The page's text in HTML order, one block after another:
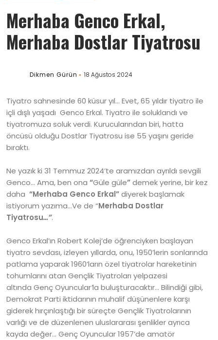
Merhaba Genco Erkal,
Merhaba Dostlar Tiyatrosu
Dikmen Gürün 18 Ağustos 2024
Tiyatro sahnesinde 60 küsur yıl… Evet, 65 yıldır tiyatro ile
içli dışlı yaşadı Genco Erkal. Tiyatro ile soluklandı ve
tiyatromuza soluk verdi. Kurucularından biri, hatta
öncüsü olduğu Dostlar Tiyatrosu ise 55 yaşını geride
bıraktı.
Ne yazık ki 31 Temmuz 2024’te aramızdan ayrıldı sevgili
Genco… Ama, ben ona“Güle güle”demek yerine, bir kez
daha“Merhaba Genco Erkal”diyerek başlamak
istiyorum yazıma…Ve de “Merhaba Dostlar
Tiyatrosu…”.
Genco Erkal’ın Robert Kolej’de öğrenciyken başlayan
tiyatro sevdası, izleyen yıllarda, onu, 1950’lerin sonlarında
patlama yaparak 1960’ların özel tiyatrolar hareketinin
tohumlarını atan Gençlik Tiyatroları yelpazesi
altında Genç Oyuncular’la buluşturacaktır… Bilindiği gibi,
Demokrat Parti iktidarının muhalif düşünenlere karşı
giderek hırçınlaştığı bir süreçte Gençlik Tiyatrolarının
varlığı ve de düzenlenen uluslararası şenlikler ayrıca
kayda değer… Genç Oyuncular 1957’de amatör